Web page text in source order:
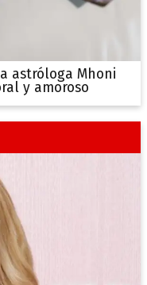
astróloga Mhoni
y amoroso